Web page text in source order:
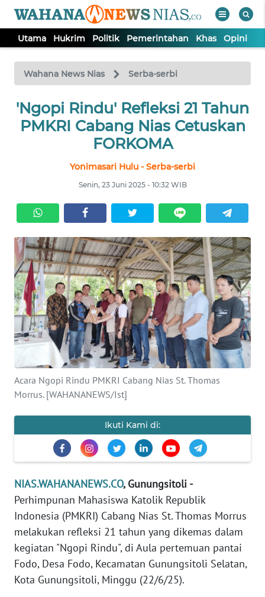
Utama Hukrim Politik Pemerintahan Khas Opini
Wahana News Nias Serba-serbi
'Ngopi Rindu' Refleksi 21 Tahun
PMKRI Cabang Nias Cetuskan
FORKOMA
Yonimasari Hulu - Serba-serbi
Senin, 23 Juni 2025 - 10:32 WIB
Acara Ngopi Rindu PMKRI Cabang Nias St. Thomas
Morrus. [WAHANANEWS/Ist]
Ikuti Kami di:
NIAS.WAHANANEWS.CO, Gunungsitoli -
Perhimpunan Mahasiswa Katolik Republik
Indonesia (PMKRI) Cabang Nias St. Thomas Morrus
melakukan refleksi 21 tahun yang dikemas dalam
kegiatan "Ngopi Rindu", di Aula pertemuan pantai
Fodo, Desa Fodo, Kecamatan Gunungsitoli Selatan,
Kota Gunungsitoli, Minggu (22/6/25).
TV
Tutup
UTAMA
PEMERINTAHAN
KHAS
OPINI
NUSANTARA
SERBA-
Informasi
KAMI
INFO
KAMI
PEDOMAN